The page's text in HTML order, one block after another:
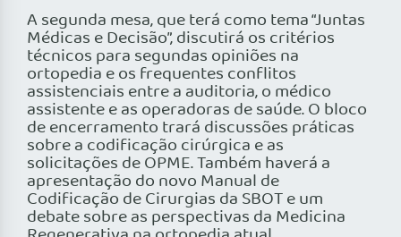
A segunda mesa, que terá como tema “Juntas
Médicas e Decisão”, discutirá os critérios
técnicos para segundas opiniões na
ortopedia e os frequentes conflitos
assistenciais entre a auditoria, o médico
assistente e as operadoras de saúde. O bloco
de encerramento trará discussões práticas
sobre a codificação cirúrgica e as
solicitações de OPME. Também haverá a
apresentação do novo Manual de
Codificação de Cirurgias da SBOT e um
debate sobre as perspectivas da Medicina